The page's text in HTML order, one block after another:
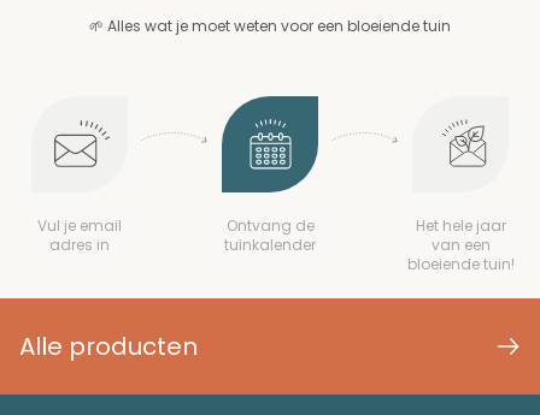
🌱 Alles wat je moet weten voor een bloeiende tuin
Vul je email
adres in
Ontvang de
tuinkalender
Het hele jaar
van een
bloeiende tuin!
Alle producten